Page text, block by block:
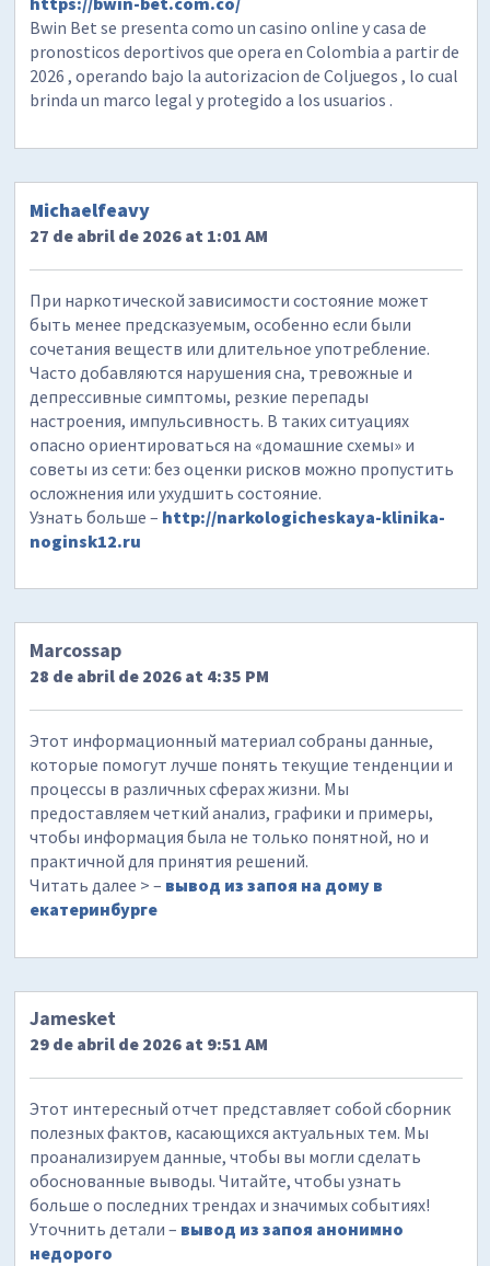
Bwin Bet se presenta como un casino online y casa de
pronosticos deportivos que opera en Colombia a partir de
2026 , operando bajo la autorizacion de Coljuegos , lo cual
brinda un marco legal y protegido a los usuarios .
Michaelfeavy
27 de abril de 2026 at 1:01 AM
При наркотической зависимости состояние может
быть менее предсказуемым, особенно если были
сочетания веществ или длительное употребление.
Часто добавляются нарушения сна, тревожные и
депрессивные симптомы, резкие перепады
настроения, импульсивность. В таких ситуациях
опасно ориентироваться на «домашние схемы» и
советы из сети: без оценки рисков можно пропустить
осложнения или ухудшить состояние.
Узнать больше – http://narkologicheskaya-klinika-
noginsk12.ru
Marcossap
28 de abril de 2026 at 4:35 PM
Этот информационный материал собраны данные,
которые помогут лучше понять текущие тенденции и
процессы в различных сферах жизни. Мы
предоставляем четкий анализ, графики и примеры,
чтобы информация была не только понятной, но и
практичной для принятия решений.
Читать далее > – вывод из запоя на дому в
екатеринбурге
Jamesket
29 de abril de 2026 at 9:51 AM
Этот интересный отчет представляет собой сборник
полезных фактов, касающихся актуальных тем. Мы
проанализируем данные, чтобы вы могли сделать
обоснованные выводы. Читайте, чтобы узнать
больше о последних трендах и значимых событиях!
Уточнить детали – вывод из запоя анонимно
недорого